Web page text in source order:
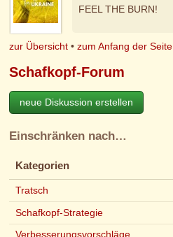
FEEL THE BURN!
zur Übersicht •zum Anfang der Seite
Schafkopf-Forum
neue Diskussion erstellen
Einschränken nach…
Kategorien
Tratsch
Schafkopf-Strategie
Verbesserungsvorschläge